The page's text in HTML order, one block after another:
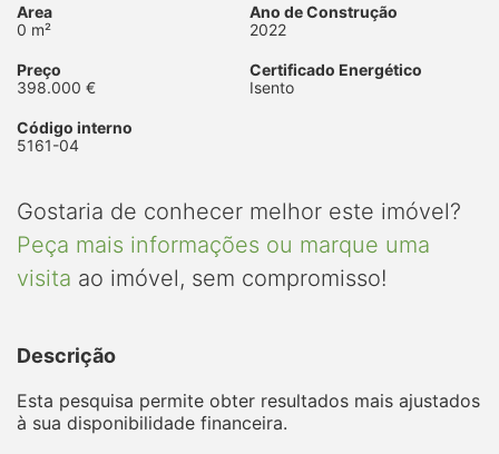
Area
0 m²
Ano de Construção
2022
Preço
398.000 €
Certificado Energético
Isento
Código interno
5161-04
Gostaria de conhecer melhor este imóvel?
Peça mais informações ou marque uma
visita ao imóvel, sem compromisso!
Descrição
Esta pesquisa permite obter resultados mais ajustados
à sua disponibilidade financeira.